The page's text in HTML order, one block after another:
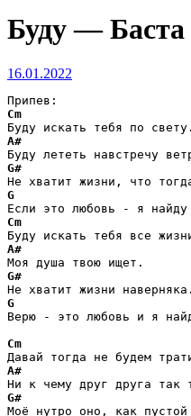
Буду — Баста
16.01.2022
Cm
A#
G#
G
Cm
A#
G#
G
Верю - это любовь и я
Cm
A#
G#